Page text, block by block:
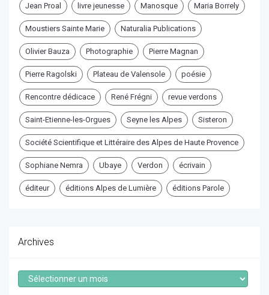
Jean Proal livre jeunesse Manosque Maria Borrely
Moustiers Sainte Marie Naturalia Publications
Olivier Bauza Photographie Pierre Magnan
Pierre Ragolski Plateau de Valensole poésie
Rencontre dédicace René Frégni revue verdons
Saint-Etienne-les-Orgues Seyne les Alpes Sisteron
Société Scientifique et Littéraire des Alpes de Haute Provence
Sophiane Nemra Ubaye Verdon écrivain
éditeur éditions Alpes de Lumière éditions Parole
Archives
Archives